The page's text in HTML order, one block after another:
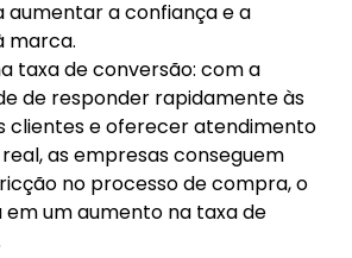
aumentar a confiança e a
marca.
taxa de conversão: com a
de responder rapidamente às
clientes e oferecer atendimento
as empresas conseguem
no processo de compra, o
em um aumento na taxa de